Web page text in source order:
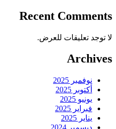
Recent Comments
لا توجد تعليقات للعرض.
Archives
نوفمبر 2025
أكتوبر 2025
يونيو 2025
فبراير 2025
يناير 2025
ديسمبر 2024